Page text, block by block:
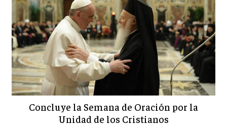
Concluye la Semana de Oración por la
Unidad de los Cristianos